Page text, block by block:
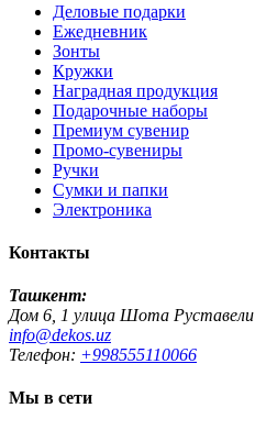
Деловые подарки
Ежедневник
Зонты
Кружки
Наградная продукция
Подарочные наборы
Премиум сувенир
Промо-сувениры
Ручки
Сумки и папки
Электроника
Контакты
Ташкент:
Дом 6, 1 улица Шота Руставели
info@dekos.uz
Телефон: +998555110066
Мы в сети